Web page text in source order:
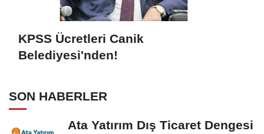
KPSS Ücretleri Canik
Belediyesi'nden!
SON HABERLER
Ata Yatırım Dış Ticaret Dengesi